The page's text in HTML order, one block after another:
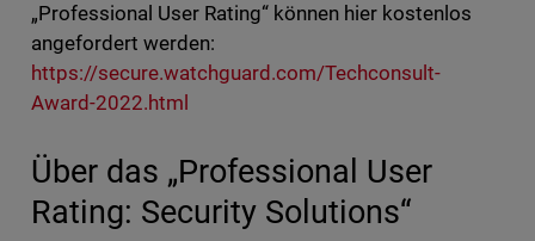
„Professional User Rating“ können hier kostenlos
angefordert werden:
https://secure.watchguard.com/Techconsult-
Award-2022.html
Über das „Professional User
Rating: Security Solutions“